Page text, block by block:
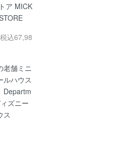
ア MICK
込67,98
老舗ミニ
ルハウス
Departm
ズニー
ス